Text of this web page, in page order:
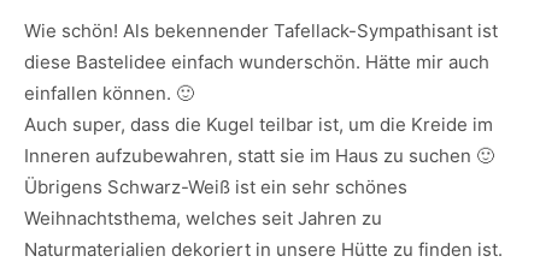
Wie schön! Als bekennender Tafellack-Sympathisant ist
diese Bastelidee einfach wunderschön. Hätte mir auch
einfallen können. 🙂
Auch super, dass die Kugel teilbar ist, um die Kreide im
Inneren aufzubewahren, statt sie im Haus zu suchen 🙂
Übrigens Schwarz-Weiß ist ein sehr schönes
Weihnachtsthema, welches seit Jahren zu
Naturmaterialien dekoriert in unsere Hütte zu finden ist.